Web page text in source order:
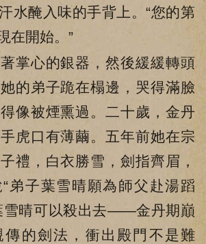
水醃入味的手背上。“您的第
開始。”
心的銀器，然後緩緩轉頭
的弟子跪在榻邊，哭得滿臉
像被煙熏過。二十歲，金丹
虎口有薄繭。五年前她在宗
禮，白衣勝雪，劍指齊眉，
弟子葉雪晴願為師父赴湯蹈
雪晴可以殺出去——金丹期巔
傳的劍法，衝出殿門不是難